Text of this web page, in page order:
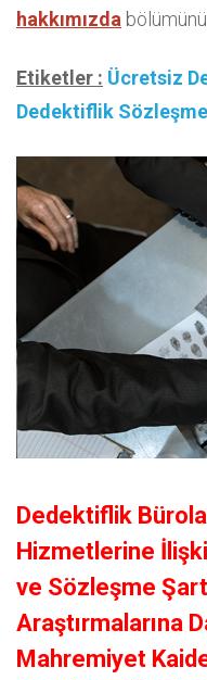
hakkımızda
Etiketler : Ücretsiz
Dedektiflik
Dedektiflik
Hizmetlerine
ve Sözleşme
Araştırmalarına
Mahremiyet